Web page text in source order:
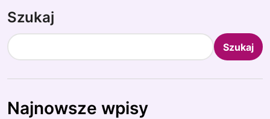
Szukaj
Szukaj
Najnowsze wpisy